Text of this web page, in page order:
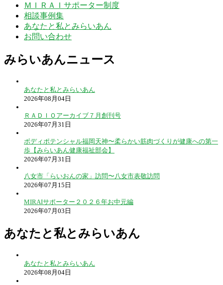
ＭＩＲＡＩサポーター制度
相談事例集
あなたと私とみらいあん
お問い合わせ
みらいあんニュース
あなたと私とみらいあん
2026年08月04日
ＲＡＤＩＯアーカイブ７月創刊号
2026年07月31日
ボディポテンシャル福岡天神〜柔らかい筋肉づくりが健康への第一
歩【みらいあん健康福祉部会】
2026年07月31日
八女市「らいおんの家」訪問〜八女市表敬訪問
2026年07月15日
MIRAIサポーター２０２６年お中元編
2026年07月03日
あなたと私とみらいあん
あなたと私とみらいあん
2026年08月04日